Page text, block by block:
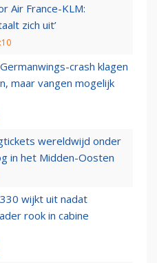
Air France-KLM:
zich uit’
crash klagen
maar vangen mogelijk
wereldwijd onder
in het Midden-Oosten
wijkt uit nadat
rook in cabine